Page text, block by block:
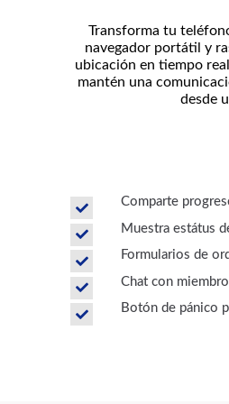
Transforma tu
navegador portátil y
ubicación en tiempo
mantén una
desde
Comparte
Muestra estátus
Formularios de
Chat con
Botón de pánico